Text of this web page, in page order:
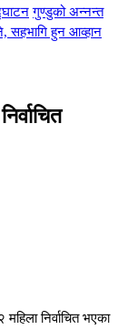
गुण्डुको अन्नन्त
सहभागि हुन आव्हान
निर्वाचित भएका